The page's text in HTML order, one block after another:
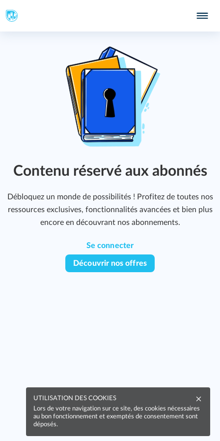
Contenu réservé aux abonnés
Débloquez un monde de possibilités ! Profitez de toutes nos
ressources exclusives, fonctionnalités avancées et bien plus
encore en découvrant nos abonnements.
Se connecter
Découvrir nos offres
UTILISATION DES COOKIES
Lors de votre navigation sur ce site, des cookies nécessaires
au bon fonctionnement et exemptés de consentement sont
déposés.